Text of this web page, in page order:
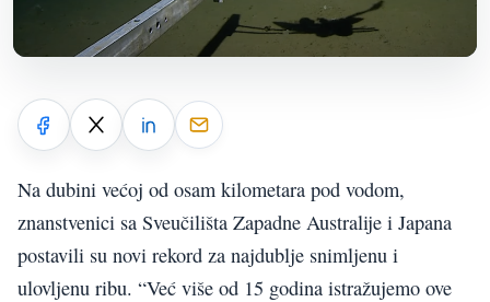
Na dubini većoj od osam kilometara pod vodom,
znanstvenici sa Sveučilišta Zapadne Australije i Japana
postavili su novi rekord za najdublje snimljenu i
ulovljenu ribu. “Već više od 15 godina istražujemo ove